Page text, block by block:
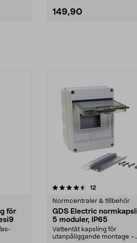
149,90
för
12
Normcentraler & tillbehör
GDS Electric
5 moduler, IP65
Vattentät kapsling för
utanpåliggande montage –
3.5 av 5 stjärnor